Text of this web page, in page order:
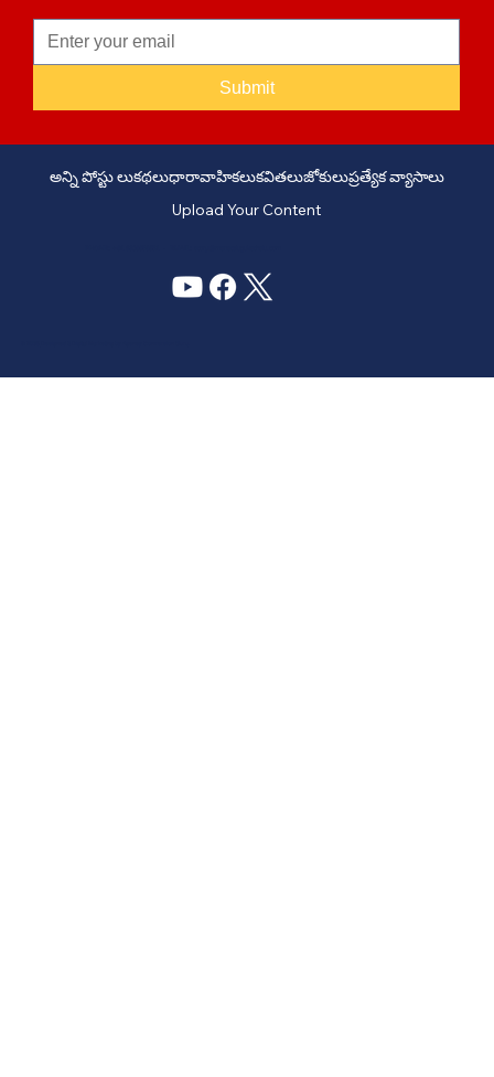
Submit
అన్ని పోస్టు లుకథలుధారావాహికలుకవితలుజోకులుప్రత్యేక వ్యాసాలు
Upload Your Content